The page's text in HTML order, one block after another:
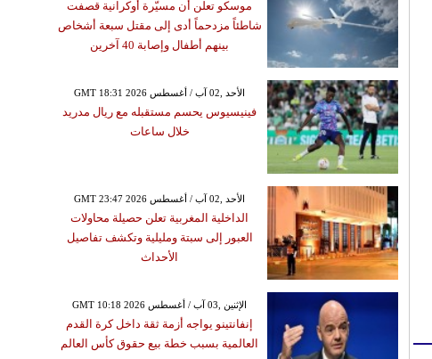
موسكو تعلن أن مسيّرة أوكرانية قصفت
شاطئاً مزدحماً أدى إلى مقتل سبعة أشخاص
بينهم أطفال وإصابة 40 آخرين
GMT 18:31 2026 الأحد ,02 آب / أغسطس
فينيسيوس يحسم مستقبله مع ريال مدريد
خلال ساعات
GMT 23:47 2026 الأحد ,02 آب / أغسطس
الداخلية المغربية تعلن حصيلة محاولات
العبور إلى سبتة ومليلية وتكشف تفاصيل
الأحداث
GMT 10:18 2026 الإثنين ,03 آب / أغسطس
إنفانتينو يواجه أزمة ثقة داخل كرة القدم
العالمية بسبب خطة بيع حقوق كأس العالم